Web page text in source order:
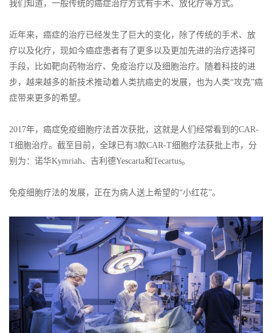
我们知道，一般传统的癌症治疗方式有手术、放化疗等方式。
近年来，癌症的治疗已经发生了巨大的变化，除了传统的手术、放
疗以及化疗，现如今癌症患者有了更多以及更加先进的治疗选择可
手段，比如靶向药物治疗、免疫治疗以及细胞治疗。随着科技的进
步，越来越多的新技术推动着人类抗癌史的发展，也为人类“攻克”癌
症带来更多的希望。
2017年，癌症免疫细胞疗法首次获批，这就是人们经常看到的CAR-
T细胞治疗。截至目前，全球已有3款CAR-T细胞疗法获批上市，分
别为：诺华Kymriah、吉利德Yescarta和Tecartus。
免疫细胞疗法的发展，正在为病人送上希望的“小红花”。